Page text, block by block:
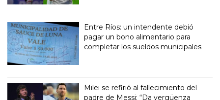
Entre Ríos: un intendente debió
pagar un bono alimentario para
completar los sueldos municipales
Milei se refirió al fallecimiento del
padre de Messi: “Da vergüenza